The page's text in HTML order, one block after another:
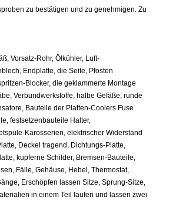
zu bestätigen und zu genehmigen. Zu
Vorsatz-Rohr, Ölkühler, Luft-
Endplatte, die Seite, Pfosten
Blocker, die geklammerte Montage
Verbundwerkstoffe, halbe Gefäße, runde
Bauteile der Platten-Coolers.Fuse
festsetzenbauteile Halter,
Karosserien, elektrischer Widerstand
Deckel tragend, Dichtungs-Platte,
kupferne Schilder, Bremsen-Bauteile,
Fälle, Gehäuse, Hebel, Thermostat,
Erschöpfen lassen Sitze, Sprung-Sitze,
in einem Teil laufen und lassen zwei